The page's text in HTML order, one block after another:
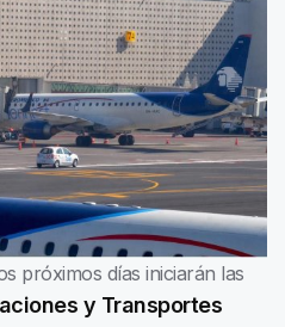
y Transportes
próximos días iniciarán las